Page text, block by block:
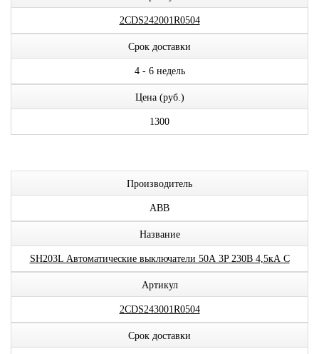
2CDS242001R0504
Срок доставки
4 - 6 недель
Цена (руб.)
1300
Производитель
ABB
Название
SH203L Автоматические выключатели 50А 3P 230В 4,5кА C
Артикул
2CDS243001R0504
Срок доставки